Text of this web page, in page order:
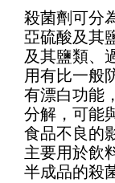
殺菌劑可分
亞硫酸及其
及其鹽類、
用有比一般
有漂白功能
分解，可能
食品不良的
主要用於飲
半成品的殺